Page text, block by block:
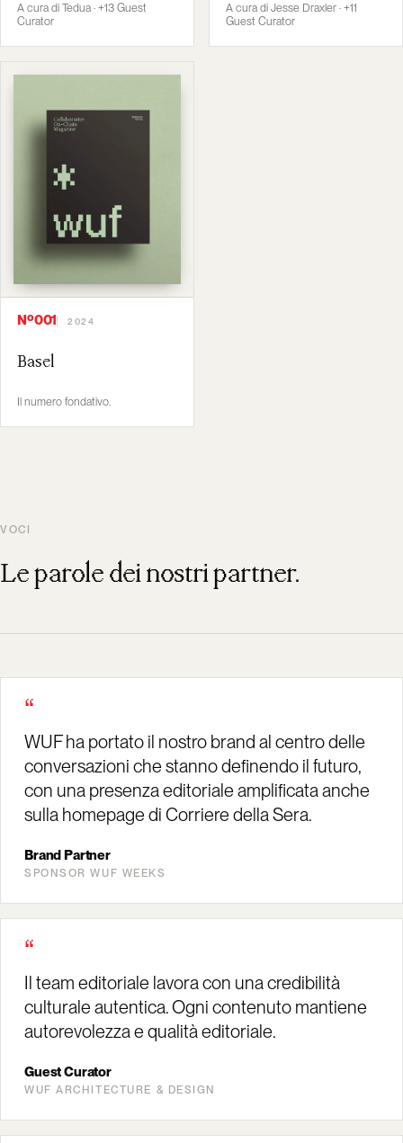
A cura di Tedua · +13 Guest
Curator
A cura di Jesse Draxler · +11
Guest Curator
Nº001 2024
Basel
Il numero fondativo.
VOCI
Le parole dei nostri partner.
“
WUF ha portato il nostro brand al centro delle
conversazioni che stanno definendo il futuro,
con una presenza editoriale amplificata anche
sulla homepage di Corriere della Sera.
Brand Partner
SPONSOR WUF WEEKS
“
Il team editoriale lavora con una credibilità
culturale autentica. Ogni contenuto mantiene
autorevolezza e qualità editoriale.
Guest Curator
WUF ARCHITECTURE & DESIGN